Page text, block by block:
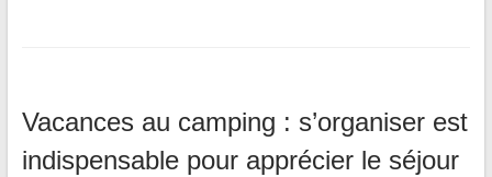
Vacances au camping : s’organiser est
indispensable pour apprécier le séjour